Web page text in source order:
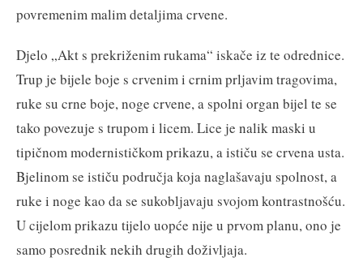
povremenim malim detaljima crvene.
Djelo „Akt s prekriženim rukama“ iskače iz te odrednice.
Trup je bijele boje s crvenim i crnim prljavim tragovima,
ruke su crne boje, noge crvene, a spolni organ bijel te se
tako povezuje s trupom i licem. Lice je nalik maski u
tipičnom modernističkom prikazu, a ističu se crvena usta.
Bjelinom se ističu područja koja naglašavaju spolnost, a
ruke i noge kao da se sukobljavaju svojom kontrastnošću.
U cijelom prikazu tijelo uopće nije u prvom planu, ono je
samo posrednik nekih drugih doživljaja.